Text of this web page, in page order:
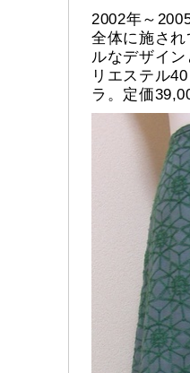
2002年～
全体に施さ
ルなデザイ
リエステル
ラ。定価